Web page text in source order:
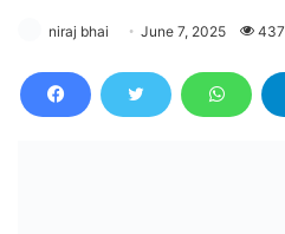
niraj bhai June 7, 2025 437